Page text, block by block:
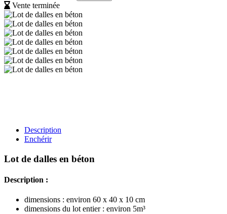
Vente terminée
Description
Enchérir
Lot de dalles en béton
Description :
dimensions : environ 60 x 40 x 10 cm
dimensions du lot entier : environ 5m³